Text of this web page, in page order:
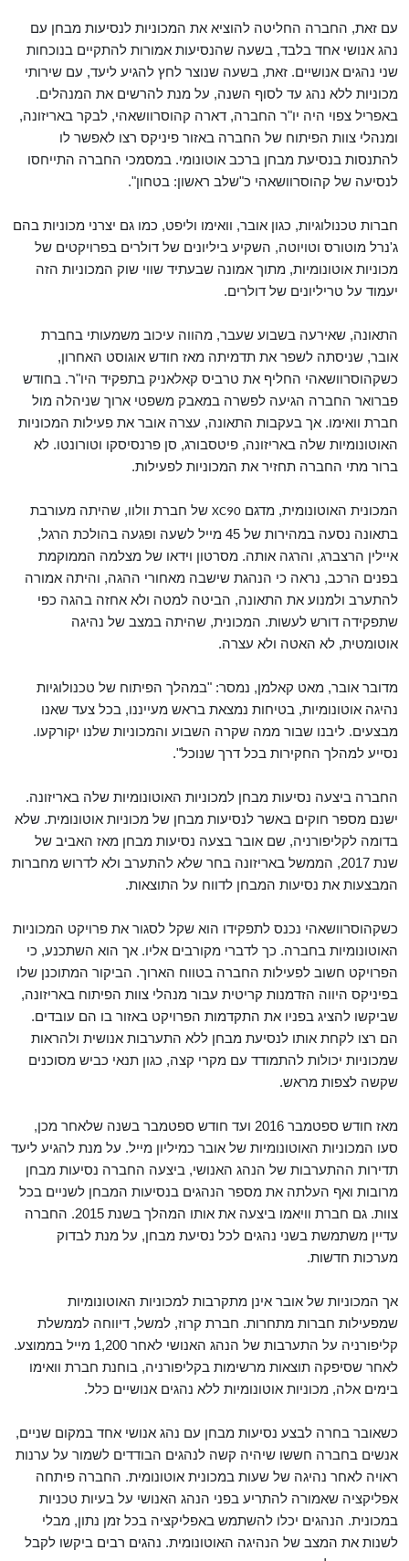
עם זאת, החברה החליטה להוציא את המכוניות לנסיעות מבחן עם
נהג אנושי אחד בלבד, בשעה שהנסיעות אמורות להתקיים בנוכחות
שני נהגים אנושיים. זאת, בשעה שנוצר לחץ להגיע ליעד, עם שירותי
מכוניות ללא נהג עד לסוף השנה, על מנת להרשים את המנהלים.
באפריל צפוי היה יו"ר החברה, דארה קהוסרוושאהי, לבקר באריזונה,
ומנהלי צוות הפיתוח של החברה באזור פיניקס רצו לאפשר לו
להתנסות בנסיעת מבחן ברכב אוטונומי. במסמכי החברה התייחסו
לנסיעה של קהוסרוושאהי כ"שלב ראשון: בטחון".
חברות טכנולוגיות, כגון אובר, וואימו וליפט, כמו גם יצרני מכוניות בהם
ג'נרל מוטורס וטויוטה, השקיע ביליונים של דולרים בפרויקטים של
מכוניות אוטונומיות, מתוך אמונה שבעתיד שווי שוק המכוניות הזה
יעמוד על טריליונים של דולרים.
התאונה, שאירעה בשבוע שעבר, מהווה עיכוב משמעותי בחברת
אובר, שניסתה לשפר את תדמיתה מאז חודש אוגוסט האחרון,
כשקהוסרוושאהי החליף את טרביס קאלאניק בתפקיד היו"ר. בחודש
פברואר החברה הגיעה לפשרה במאבק משפטי ארוך שניהלה מול
חברת וואימו. אך בעקבות התאונה, עצרה אובר את פעילות המכוניות
האוטונומיות שלה באריזונה, פיטסבורג, סן פרנסיסקו וטורונטו. לא
ברור מתי החברה תחזיר את המכוניות לפעילות.
המכונית האוטונומית, מדגם XC90 של חברת וולוו, שהיתה מעורבת
בתאונה נסעה במהירות של 45 מייל לשעה ופגעה בהולכת הרגל,
איילין הרצברג, והרגה אותה. מסרטון וידאו של מצלמה הממוקמת
בפנים הרכב, נראה כי הנהגת שישבה מאחורי ההגה, והיתה אמורה
להתערב ולמנוע את התאונה, הביטה למטה ולא אחזה בהגה כפי
שתפקידה דורש לעשות. המכונית, שהיתה במצב של נהיגה
אוטומטית, לא האטה ולא עצרה.
מדובר אובר, מאט קאלמן, נמסר: "במהלך הפיתוח של טכנולוגיות
נהיגה אוטונומיות, בטיחות נמצאת בראש מעייננו, בכל צעד שאנו
מבצעים. ליבנו שבור ממה שקרה השבוע והמכוניות שלנו יקורקעו.
נסייע למהלך החקירות בכל דרך שנוכל".
החברה ביצעה נסיעות מבחן למכוניות האוטונומיות שלה באריזונה.
ישנם מספר חוקים באשר לנסיעות מבחן של מכוניות אוטונומית. שלא
בדומה לקליפורניה, שם אובר בצעה נסיעות מבחן מאז האביב של
שנת 2017, הממשל באריזונה בחר שלא להתערב ולא לדרוש מחברות
המבצעות את נסיעות המבחן לדווח על התוצאות.
כשקהוסרוושאהי נכנס לתפקידו הוא שקל לסגור את פרויקט המכוניות
האוטונומיות בחברה. כך לדברי מקורבים אליו. אך הוא השתכנע, כי
הפרויקט חשוב לפעילות החברה בטווח הארוך. הביקור המתוכנן שלו
בפיניקס היווה הזדמנות קריטית עבור מנהלי צוות הפיתוח באריזונה,
שביקשו להציג בפניו את התקדמות הפרויקט באזור בו הם עובדים.
הם רצו לקחת אותו לנסיעת מבחן ללא התערבות אנושית ולהראות
שמכוניות יכולות להתמודד עם מקרי קצה, כגון תנאי כביש מסוכנים
שקשה לצפות מראש.
מאז חודש ספטמבר 2016 ועד חודש ספטמבר בשנה שלאחר מכן,
סעו המכוניות האוטונומיות של אובר כמיליון מייל. על מנת להגיע ליעד
תדירות ההתערבות של הנהג האנושי, ביצעה החברה נסיעות מבחן
מרובות ואף העלתה את מספר הנהגים בנסיעות המבחן לשניים בכל
צוות. גם חברת וויאמו ביצעה את אותו המהלך בשנת 2015. החברה
עדיין משתמשת בשני נהגים לכל נסיעת מבחן, על מנת לבדוק
מערכות חדשות.
אך המכוניות של אובר אינן מתקרבות למכוניות האוטונומיות
שמפעילות חברות מתחרות. חברת קרוז, למשל, דיווחה לממשלת
קליפורניה על התערבות של הנהג האנושי לאחר 1,200 מייל בממוצע.
לאחר שסיפקה תוצאות מרשימות בקליפורניה, בוחנת חברת וואימו
בימים אלה, מכוניות אוטונומיות ללא נהגים אנושיים כלל.
כשאובר בחרה לבצע נסיעות מבחן עם נהג אנושי אחד במקום שניים,
אנשים בחברה חששו שיהיה קשה לנהגים הבודדים לשמור על ערנות
ראויה לאחר נהיגה של שעות במכונית אוטונומית. החברה פיתחה
אפליקציה שאמורה להתריע בפני הנהג האנושי על בעיות טכניות
במכונית. הנהגים יכלו להשתמש באפליקציה בכל זמן נתון, מבלי
לשנות את המצב של הנהיגה האוטונומית. נהגים רבים ביקשו לקבל